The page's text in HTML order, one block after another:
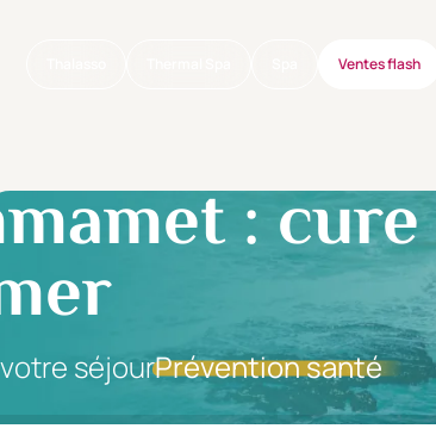
Ventes flash
:
séjourPrévention santé